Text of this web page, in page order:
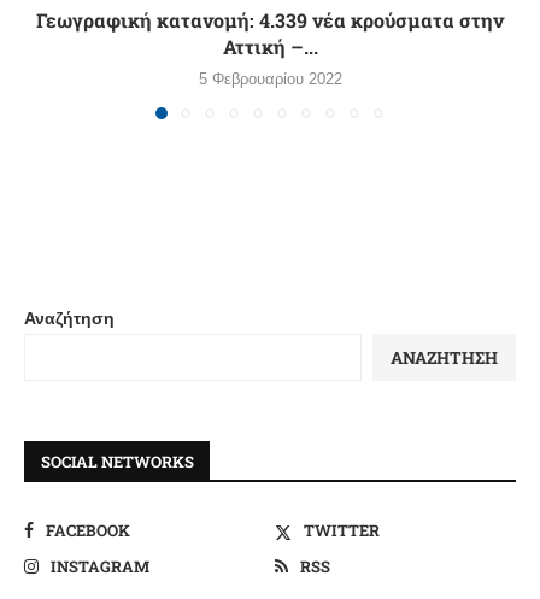
Γεωγραφική κατανομή: 4.339 νέα κρούσματα στην
Αττική –...
5 Φεβρουαρίου 2022
Αναζήτηση
ΑΝΑΖΉΤΗΣΗ
SOCIAL NETWORKS
FACEBOOK
TWITTER
INSTAGRAM
RSS